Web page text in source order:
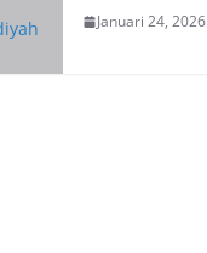
Januari 24, 2026